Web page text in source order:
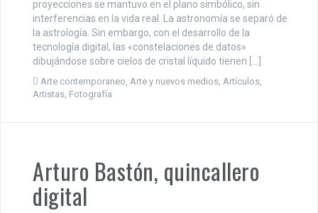
proyecciones se mantuvo en el plano simbólico, sin
interferencias en la vida real. La astronomía se separó de
la astrología. Sin embargo, con el desarrollo de la
tecnología digital, las «constelaciones de datos»
dibujándose sobre cielos de cristal líquido tienen […]
Arte contemporaneo Arte y nuevos medios Artículos
Artistas Fotografía
Arturo Bastón, quincallero
digital